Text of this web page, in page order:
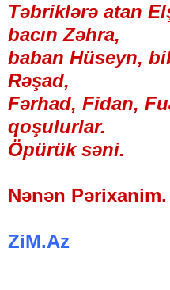
Təbriklərə atan
bacın Zəhra,
baban Hüseyn,
Rəşad,
Fərhad, Fidan,
qoşulurlar.
Öpürük səni.
Nənən Pərixanim.
ZiM.Az